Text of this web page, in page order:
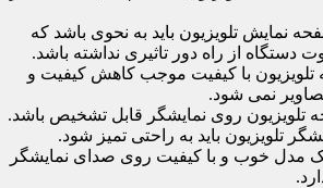
نمایش تلویزیون باید به نحوی باشد که
دستگاه از راه دور تاثیری نداشته باشد.
با کیفیت موجب کاهش کیفیت و
نمی شود.
تلویزیون روی نمایشگر قابل تشخیص باشد.
تلویزیون باید به راحتی تمیز شود.
مدل خوب و با کیفیت روی صدای نمایشگر